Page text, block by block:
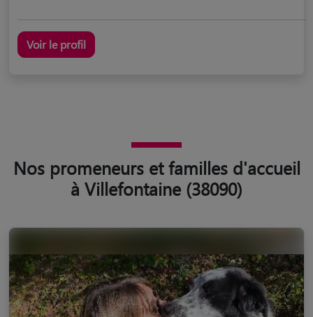
Voir le profil
Nos promeneurs et familles d'accueil
à Villefontaine (38090)